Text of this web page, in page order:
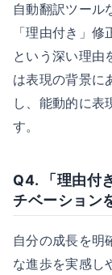
自動翻訳ツール
「理由付き」
という深い理由
は表現の背景に
し、能動的に表
す。
Q4. 「理由付
チベーション
自分の成長を明
な進歩を実感し